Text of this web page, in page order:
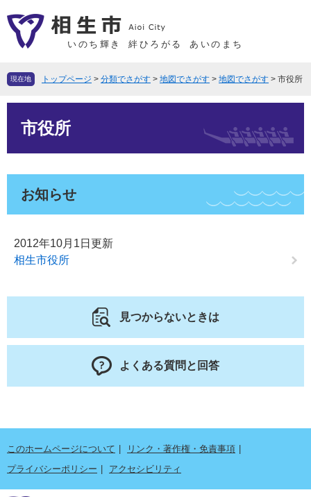
ー
先
ニ
を
文
いのち輝き 絆ひろがる あいのまち
現在地 トップページ > 分類でさがす > 地図でさがす > 地図でさがす > 市役所
市役所
お知らせ
2012年10月1日更新
相生市役所
見つからないときは
よくある質問と回答
このホームページについて
リンク・著作権・免責事項
プライバシーポリシー
アクセシビリティ